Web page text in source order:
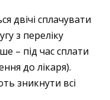
двічі сплачувати
з переліку
– під час сплати
до лікаря).
зникнути всі